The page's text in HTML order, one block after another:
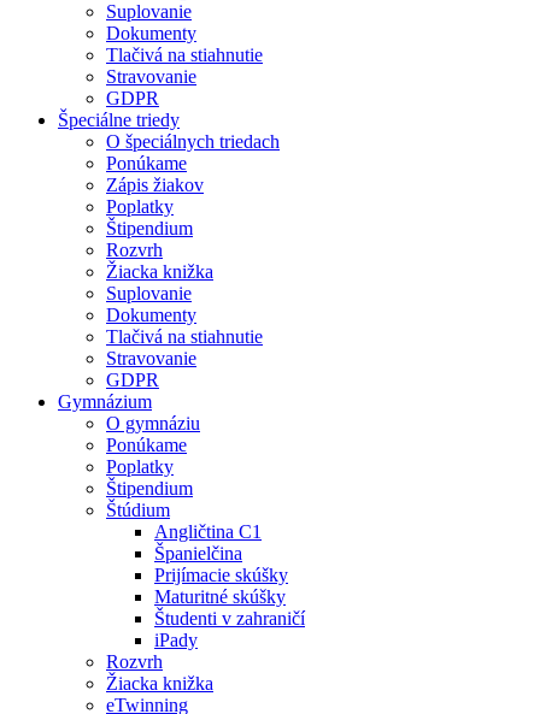
Suplovanie
Dokumenty
Tlačivá na stiahnutie
Stravovanie
GDPR
Špeciálne triedy
O špeciálnych triedach
Ponúkame
Zápis žiakov
Poplatky
Štipendium
Rozvrh
Žiacka knižka
Suplovanie
Dokumenty
Tlačivá na stiahnutie
Stravovanie
GDPR
Gymnázium
O gymnáziu
Ponúkame
Poplatky
Štipendium
Štúdium
Angličtina C1
Španielčina
Prijímacie skúšky
Maturitné skúšky
Študenti v zahraničí
iPady
Rozvrh
Žiacka knižka
eTwinning